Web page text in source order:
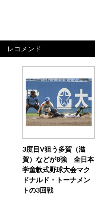
レコメンド
3度目V狙う多賀（滋
賀）などが8強 全日本
学童軟式野球大会マク
ドナルド・トーナメン
トの3回戦